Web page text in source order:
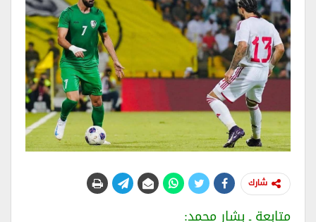
شارك
متابعة ـ بشار محمد: